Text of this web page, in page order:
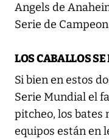
Angels de
Serie de
LOS CABALLOS
Si bien en estos
Serie Mundial el
pitcheo, los bates
equipos están en